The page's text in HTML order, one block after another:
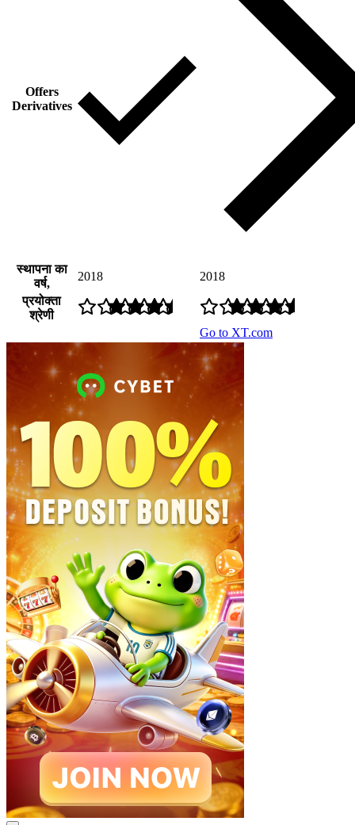
Offers
Derivatives
स्थापना का
वर्ष,
2018
2018
प्रयोक्ता
श्रेणी
Go to XT.com